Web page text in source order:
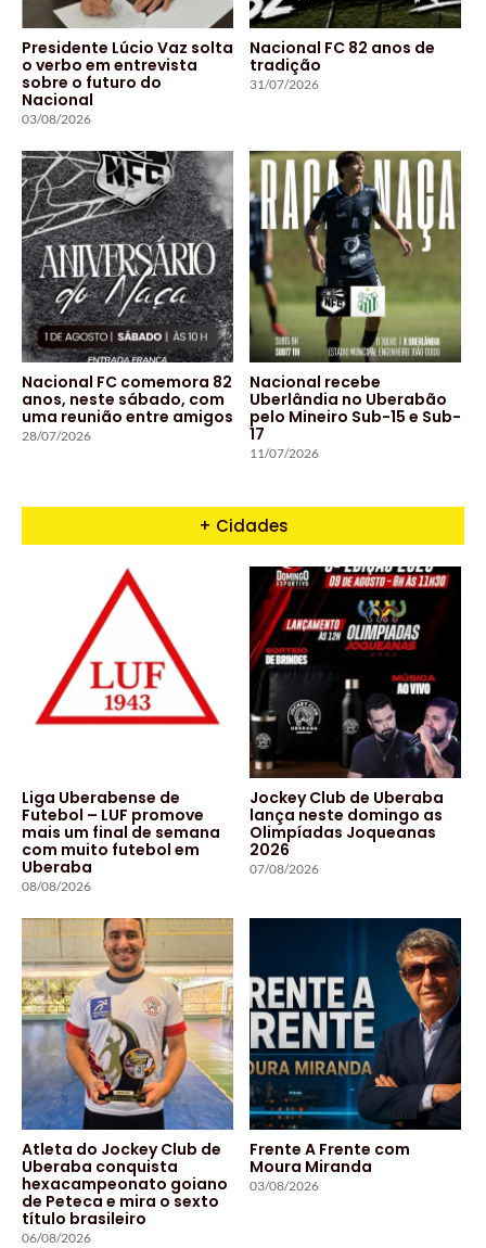
Presidente Lúcio Vaz solta
o verbo em entrevista
sobre o futuro do
Nacional
03/08/2026
Nacional FC 82 anos de
tradição
31/07/2026
Nacional FC comemora 82
anos, neste sábado, com
uma reunião entre amigos
28/07/2026
Nacional recebe
Uberlândia no Uberabão
pelo Mineiro Sub-15 e Sub-
17
11/07/2026
+ Cidades
Liga Uberabense de
Futebol – LUF promove
mais um final de semana
com muito futebol em
Uberaba
08/08/2026
Jockey Club de Uberaba
lança neste domingo as
Olimpíadas Joqueanas
2026
07/08/2026
Atleta do Jockey Club de
Uberaba conquista
hexacampeonato goiano
de Peteca e mira o sexto
título brasileiro
06/08/2026
Frente A Frente com
Moura Miranda
03/08/2026